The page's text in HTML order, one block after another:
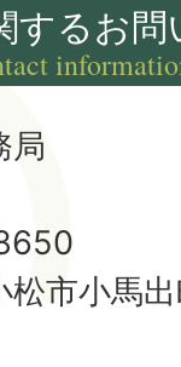
するお
局
松市小馬